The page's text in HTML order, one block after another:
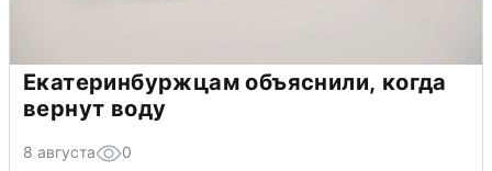
Екатеринбуржцам объяснили, когда
вернут воду
8 августа 0